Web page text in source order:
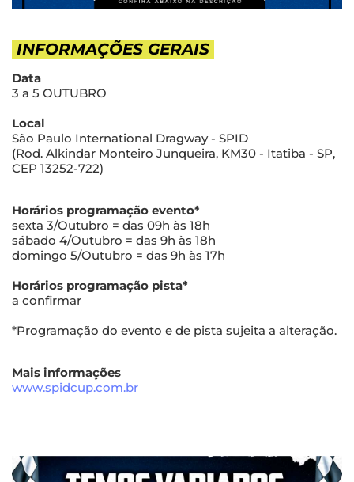
INFORMAÇÕES GERAIS
Data
3 a 5 OUTUBRO
Local
São Paulo International Dragway - SPID
(Rod. Alkindar Monteiro Junqueira, KM30 - Itatiba - SP,
CEP 13252-722)
Horários programação evento*
sexta 3/Outubro = das 09h às 18h
sábado 4/Outubro = das 9h às 18h
domingo 5/Outubro = das 9h às 17h
Horários programação pista*
a confirmar
*Programação do evento e de pista sujeita a alteração.
Mais informações
www.spidcup.com.br